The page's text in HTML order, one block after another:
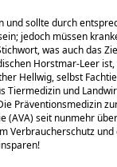
und sollte durch
jedoch müssen
was auch das
Horstmar-Leer
Hellwig, selbst
Tiermedizin und
Präventionsmedizin
(AVA) seit nunmehr
Verbraucherschutz